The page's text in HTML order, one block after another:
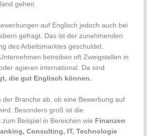
gehen.
auf Englisch jedoch auch bei
gefragt. Das ist der zunehmenden
des Arbeitsmarktes geschuldet.
betreiben oft Zweigstellen in
agieren international. Da sind
die gut Englisch können.
der Branche ab, ob eine Bewerbung auf
Besonders groß ist die
zum Beispiel in Bereichen wie Finanzen
Consulting, IT, Technologie